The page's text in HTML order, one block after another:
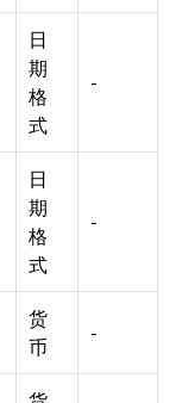
日
期
格
式
-
日
期
格
式
-
货
币
-